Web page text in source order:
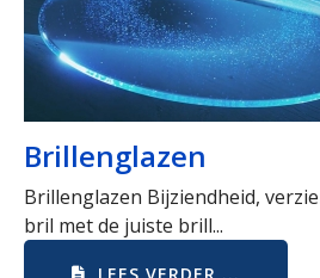
Brillenglazen
Brillenglazen Bijziendheid,
bril met de juiste brill...